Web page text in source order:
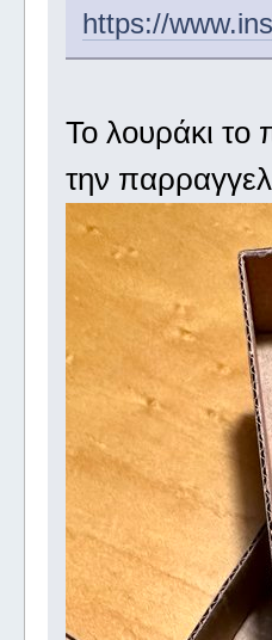
https://
Το λουράκι το
την